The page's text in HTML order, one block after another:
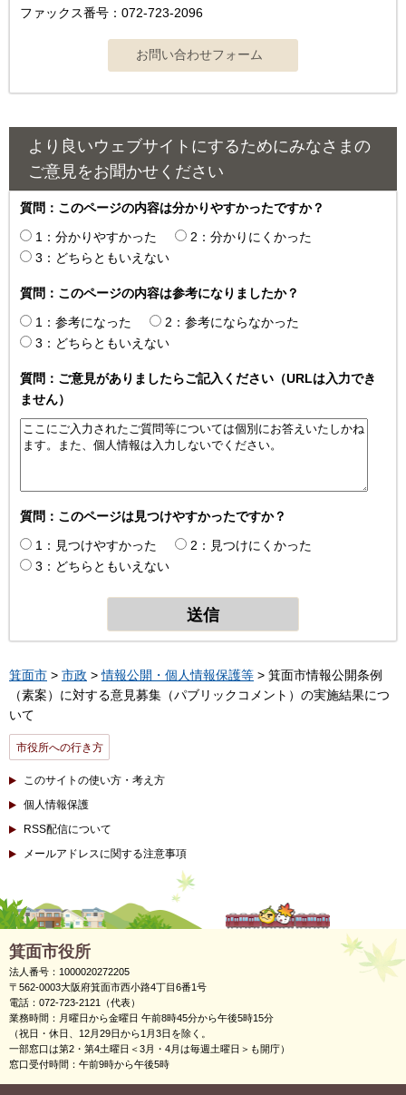
ファックス番号：072-723-2096
より良いウェブサイトにするためにみなさまの
ご意見をお聞かせください
質問：このページの内容は分かりやすかったですか？
1：分かりやすかった
2：分かりにくかった
3：どちらともいえない
質問：このページの内容は参考になりましたか？
1：参考になった
2：参考にならなかった
3：どちらともいえない
質問：ご意見がありましたらご記入ください（URLは入力でき
ません）
質問：このページは見つけやすかったですか？
1：見つけやすかった
2：見つけにくかった
3：どちらともいえない
箕面市 > 市政 >情報公開・個人情報保護等 > 箕面市情報公開条例
（素案）に対する意見募集（パブリックコメント）の実施結果につ
いて
市役所への行き方
このサイトの使い方・考え方
個人情報保護
RSS配信について
メールアドレスに関する注意事項
箕面市役所
法人番号：1000020272205
〒562-0003大阪府箕面市西小路4丁目6番1号
電話：072-723-2121（代表）
業務時間：月曜日から金曜日 午前8時45分から午後5時15分
（祝日・休日、12月29日から1月3日を除く。
一部窓口は第2・第4土曜日＜3月・4月は毎週土曜日＞も開庁）
窓口受付時間：午前9時から午後5時